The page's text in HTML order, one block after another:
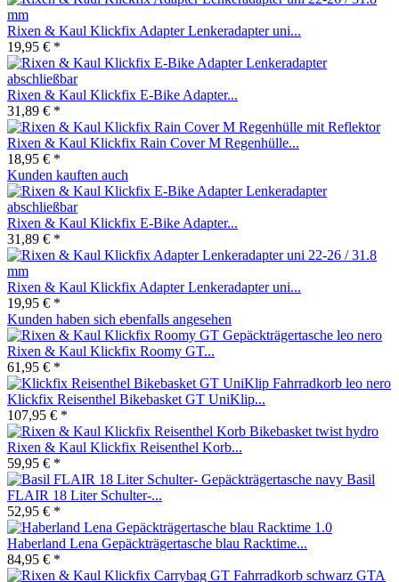
Rixen & Kaul Klickfix Adapter Lenkeradapter uni...
19,95 € *
Rixen & Kaul Klickfix E-Bike Adapter...
31,89 € *
Rixen & Kaul Klickfix Rain Cover M Regenhülle...
18,95 € *
Kunden kauften auch
Rixen & Kaul Klickfix E-Bike Adapter...
31,89 € *
Rixen & Kaul Klickfix Adapter Lenkeradapter uni...
19,95 € *
Kunden haben sich ebenfalls angesehen
Rixen & Kaul Klickfix Roomy GT...
61,95 € *
Klickfix Reisenthel Bikebasket GT UniKlip...
107,95 € *
Rixen & Kaul Klickfix Reisenthel Korb...
59,95 € *
Basil
FLAIR 18 Liter Schulter-...
52,95 € *
Haberland Lena Gepäckträgertasche blau Racktime...
84,95 € *